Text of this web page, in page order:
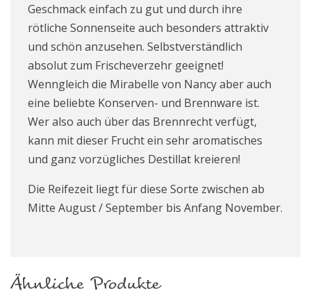
Geschmack einfach zu gut und durch ihre
rötliche Sonnenseite auch besonders attraktiv
und schön anzusehen. Selbstverständlich
absolut zum Frischeverzehr geeignet!
Wenngleich die Mirabelle von Nancy aber auch
eine beliebte Konserven- und Brennware ist.
Wer also auch über das Brennrecht verfügt,
kann mit dieser Frucht ein sehr aromatisches
und ganz vorzügliches Destillat kreieren!
Die Reifezeit liegt für diese Sorte zwischen ab
Mitte August / September bis Anfang November.
Ähnliche Produkte